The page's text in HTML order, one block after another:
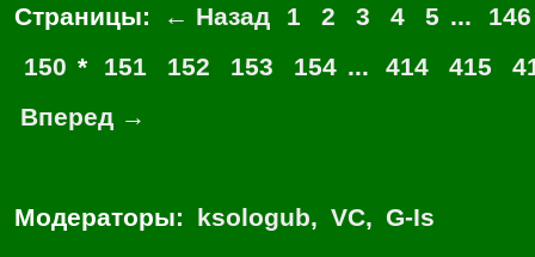
Страницы: ← Назад 1 2 3 4 5 ...
146
150 * 151 152 153 154 ... 414 415
Вперед →
Модераторы: ksologub, VC, G-Is